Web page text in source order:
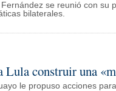
Fernández se reunió con
bilaterales.
construir una
le propuso acciones